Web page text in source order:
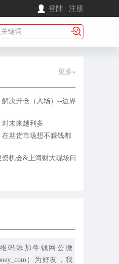
登陆 | 注册
更多»
决开仓（入场）--边界
未来越利多
期货市场想不赚钱都
机会&上海财大现场问
码添加牛钱网公微
）为好友，我